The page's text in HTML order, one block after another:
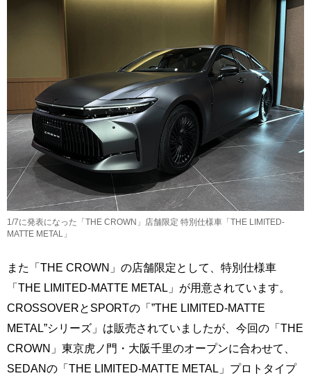
1/7に発表になった「THE CROWN」店舗限定 特別仕様車「THE LIMITED-
MATTE METAL」
また「THE CROWN」の店舗限定として、特別仕様車
「THE LIMITED-MATTE METAL」が用意されています。
CROSSOVERとSPORTの「”THE LIMITED-MATTE
METAL”シリーズ」は販売されていましたが、今回の「THE
CROWN」東京虎ノ門・大阪千里のオープンに合わせて、
SEDANの「THE LIMITED-MATTE METAL」プロトタイプ